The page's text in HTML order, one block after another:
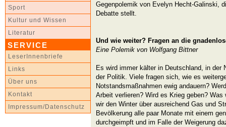
Sport
Kultur und Wissen
Literatur
SERVICE
LeserInnenbriefe
Links
Über uns
Kontakt
Impressum/Datenschutz
Gegenpolemik von Evelyn Hecht-Galinski,
Debatte stellt.
Und wie weiter? Fragen an die
Eine Polemik von Wolfgang Bittner
Es wird immer kälter in Deutschland, in der
der Politik. Viele fragen sich, wie es
Notstandsmaßnahmen ewig andauern?
Arbeit verlieren? Wird es Krieg geben?
wir den Winter über ausreichend Gas und
Bevölkerung alle paar Monate mit einem
durchgeimpft und im Falle der Weigerung